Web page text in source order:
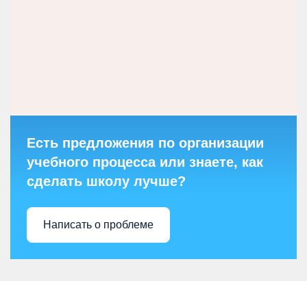
Есть предложения по организации
учебного процесса или знаете, как
сделать школу лучше?
Написать о проблеме